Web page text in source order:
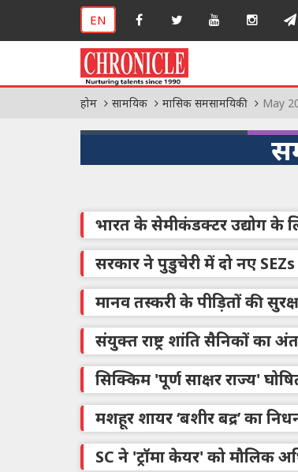
EN
होम सामयिक मासिक समसामयिकी May
भारत के सेमीकंडक्टर उद्योग के
सरकार ने पुडुचेरी में दो नए
मानव तस्करी के पीड़ितों की
संयुक्त राष्ट्र शांति सैनिकों का
सिक्किम 'पूर्ण साक्षर राज्य'
मशहूर शायर ‘बशीर बद्र’ का
SC ने 'ट्रॉमा केयर' को मौलिक